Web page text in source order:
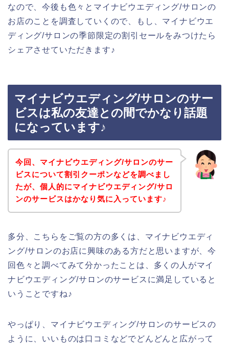
なので、今後も色々とマイナビウエディング/サロンの
お店のことを調査していくので、もし、マイナビウエ
ディング/サロンの季節限定の割引セールをみつけたら
シェアさせていただきます♪
マイナビウエディング/サロンのサー
ビスは私の友達との間でかなり話題
になっています♪
今回、マイナビウエディング/サロンのサー
ビスについて割引クーポンなどを調べまし
たが、個人的にマイナビウエディング/サロ
ンのサービスはかなり気に入っています♪
多分、こちらをご覧の方の多くは、マイナビウエディ
ング/サロンのお店に興味のある方だと思いますが、今
回色々と調べてみて分かったことは、多くの人がマイ
ナビウエディング/サロンのサービスに満足していると
いうことですね♪
やっぱり、マイナビウエディング/サロンのサービスの
ように、いいものは口コミなどでどんどんと広がって